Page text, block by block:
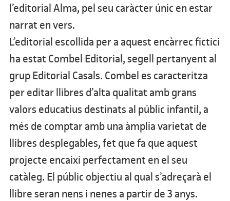
l’editorial Alma, pel seu caràcter únic en estar
narrat en vers.
L’editorial escollida per a aquest encàrrec fictici
ha estat Combel Editorial, segell pertanyent al
grup Editorial Casals. Combel es caracteritza
per editar llibres d’alta qualitat amb grans
valors educatius destinats al públic infantil, a
més de comptar amb una àmplia varietat de
llibres desplegables, fet que fa que aquest
projecte encaixi perfectament en el seu
catàleg. El públic objectiu al qual s’adreçarà el
llibre seran nens i nenes a partir de 3 anys.